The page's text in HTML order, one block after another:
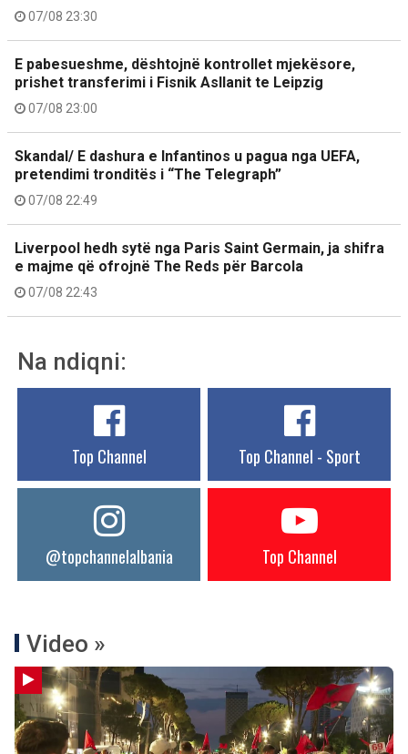
07/08 23:30
E pabesueshme, dështojnë kontrollet mjekësore,
prishet transferimi i Fisnik Asllanit te Leipzig
07/08 23:00
Skandal/ E dashura e Infantinos u pagua nga UEFA,
pretendimi tronditës i “The Telegraph”
07/08 22:49
Liverpool hedh sytë nga Paris Saint Germain, ja shifra
e majme që ofrojnë The Reds për Barcola
07/08 22:43
Na ndiqni:
Top Channel Top Channel - Sport
@topchannelalbania Top Channel
Video »